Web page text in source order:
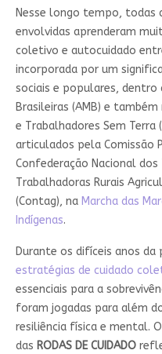
Nesse longo tempo, todas
envolvidas aprenderam
coletivo e autocuidado
incorporada por um
sociais e populares, dentro
Brasileiras (AMB) e
e Trabalhadores Sem Terra
articulados pela Comissão
Confederação Nacional
Trabalhadoras Rurais
(Contag), na Marcha das
Indígenas.
Durante os difíceis anos da
estratégias de cuidado
essenciais para a
foram jogadas para além
resiliência física e mental.
das RODAS DE CUIDADO